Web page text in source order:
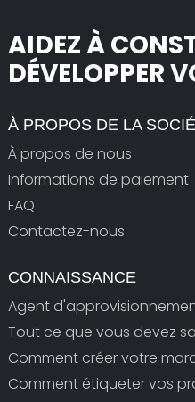
AIDEZ À
DÉVELOPPER
À PROPOS DE LA
À propos de nous
Informations de paiement
FAQ
Contactez-nous
CONNAISSANCE
Agent
Tout ce que vous devez
Comment créer votre
Comment étiqueter vos